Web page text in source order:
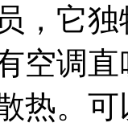
，它
空调
热。